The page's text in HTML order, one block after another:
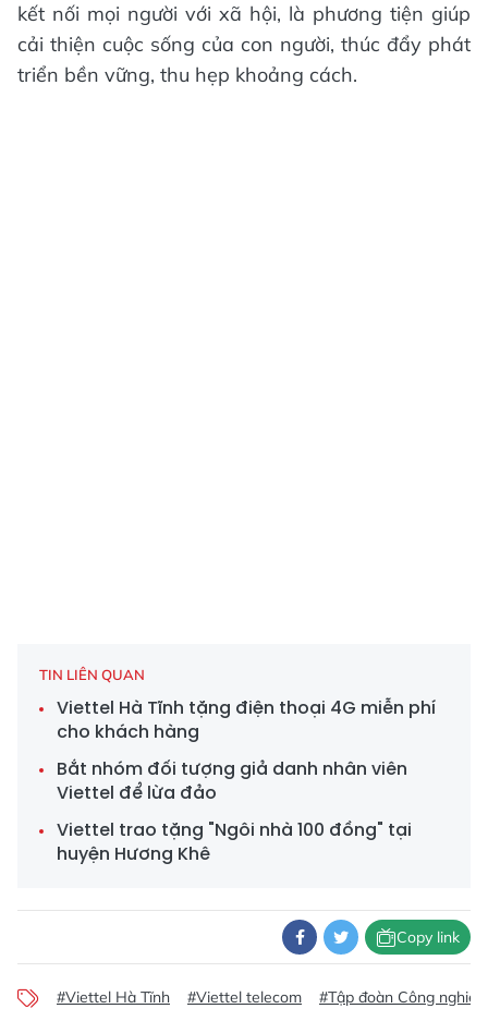
kết nối mọi người với xã hội, là phương tiện giúp
cải thiện cuộc sống của con người, thúc đẩy phát
triển bền vững, thu hẹp khoảng cách.
TIN LIÊN QUAN
Viettel Hà Tĩnh tặng điện thoại 4G miễn phí
cho khách hàng
Bắt nhóm đối tượng giả danh nhân viên
Viettel để lừa đảo
Viettel trao tặng "Ngôi nhà 100 đồng" tại
huyện Hương Khê
Copy link
#Viettel Hà Tĩnh #Viettel telecom #Tập đoàn Công